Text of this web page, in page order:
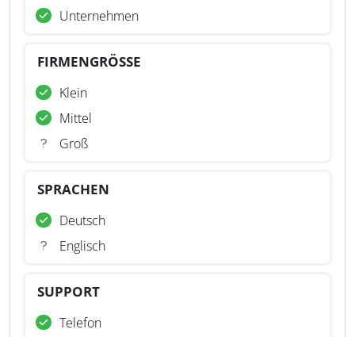
Unternehmen
FIRMENGRÖSSE
Klein
Mittel
Groß
SPRACHEN
Deutsch
Englisch
SUPPORT
Telefon